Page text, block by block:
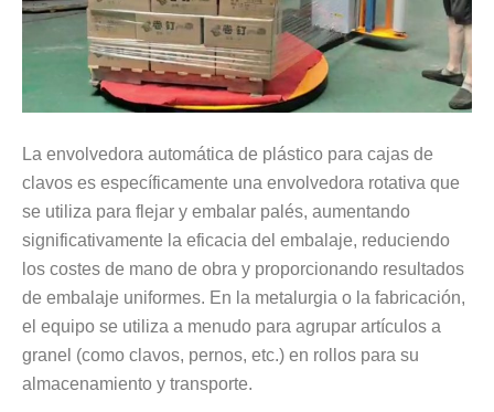
La envolvedora automática de plástico para cajas de
clavos es específicamente una envolvedora rotativa que
se utiliza para flejar y embalar palés, aumentando
significativamente la eficacia del embalaje, reduciendo
los costes de mano de obra y proporcionando resultados
de embalaje uniformes. En la metalurgia o la fabricación,
el equipo se utiliza a menudo para agrupar artículos a
granel (como clavos, pernos, etc.) en rollos para su
almacenamiento y transporte.